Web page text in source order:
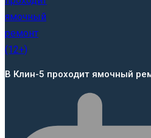
В Клин-5 проходит ямочный